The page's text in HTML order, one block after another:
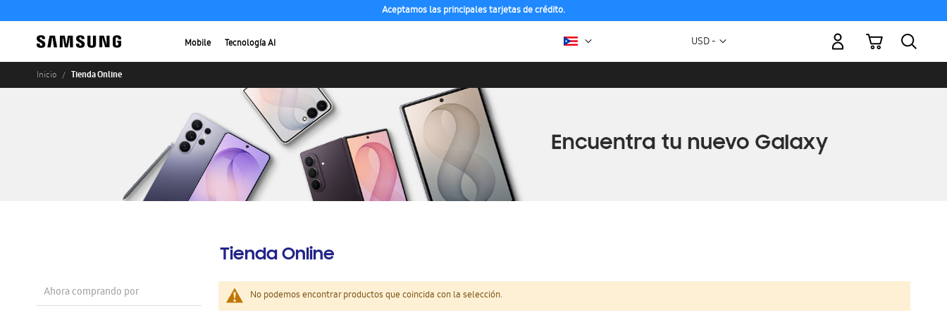
Aceptamos las principales tarjetas de crédito.
Mobile Tecnología AI Moneda
USD -
Mi carrito
Inicio Tienda Online
Tienda Online
No podemos encontrar productos que coincida con la selección.
Ahora comprando por